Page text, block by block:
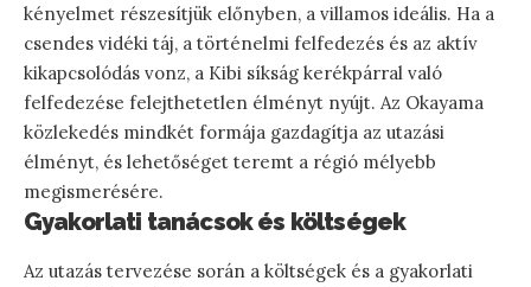
kényelmet részesítjük előnyben, a villamos ideális. Ha a
csendes vidéki táj, a történelmi felfedezés és az aktív
kikapcsolódás vonz, a Kibi síkság kerékpárral való
felfedezése felejthetetlen élményt nyújt. Az Okayama
közlekedés mindkét formája gazdagítja az utazási
élményt, és lehetőséget teremt a régió mélyebb
megismerésére.
Gyakorlati tanácsok és költségek
Az utazás tervezése során a költségek és a gyakorlati